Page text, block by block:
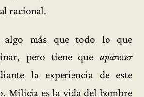
racional.
algo más que todo lo que
pero tiene que aparecer
la experiencia de este
Milicia es la vida del hombre